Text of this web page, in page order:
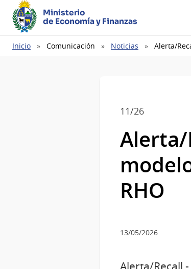
Ministerio
de Economía y Finanzas
Ruta
Inicio Comunicación Noticias Alerta/
11/26
Alerta/
RHO
13/05/2026
Alerta/Recall